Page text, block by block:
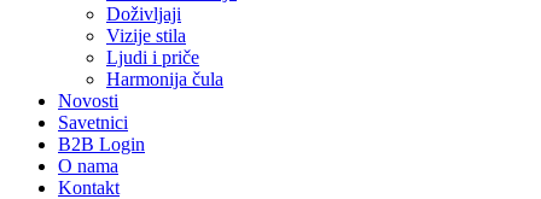
Doživljaji
Vizije stila
Ljudi i priče
Harmonija čula
Novosti
Savetnici
B2B Login
O nama
Kontakt